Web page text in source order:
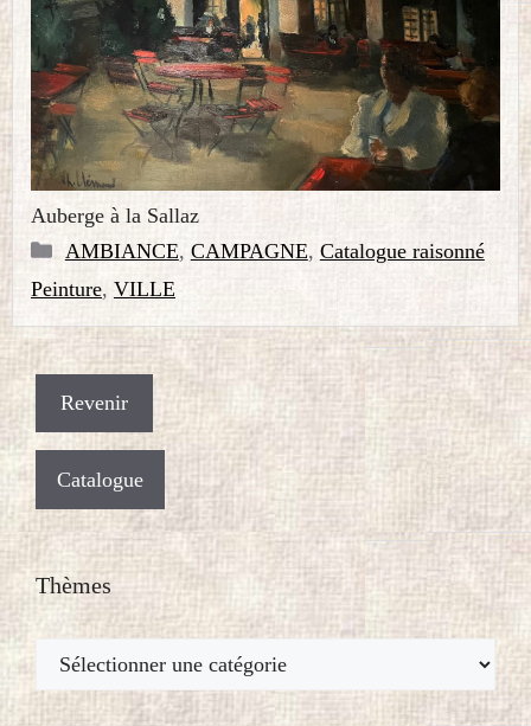
Auberge à la Sallaz
Catégories
AMBIANCE, CAMPAGNE, Catalogue raisonné
Peinture, VILLE
Catalogue
Thèmes
Thèmes